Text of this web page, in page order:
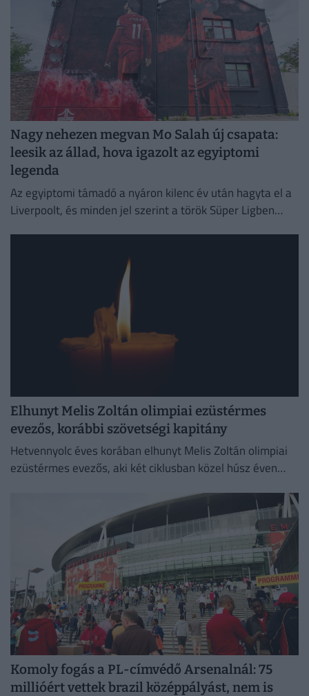
Nagy nehezen megvan Mo Salah új csapata:
leesik az állad, hova igazolt az egyiptomi
legenda
Az egyiptomi támadó a nyáron kilenc év után hagyta el a
Liverpoolt, és minden jel szerint a török Süper Ligben
Elhunyt Melis Zoltán olimpiai ezüstérmes
evezős, korábbi szövetségi kapitány
Hetvennyolc éves korában elhunyt Melis Zoltán olimpiai
ezüstérmes evezős, aki két ciklusban közel húsz éven
Komoly fogás a PL-címvédő Arsenalnál: 75
millióért vettek brazil középpályást, nem is